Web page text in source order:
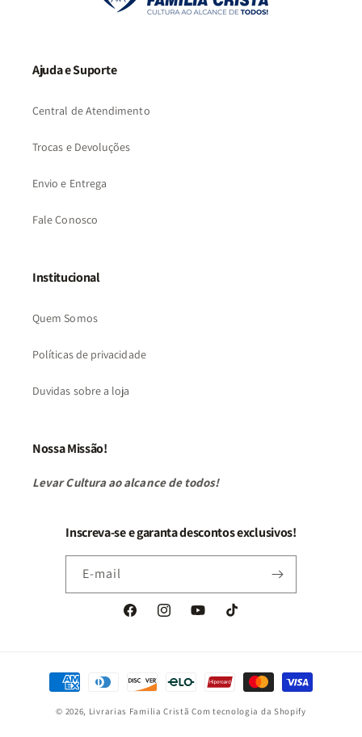
Ajuda e Suporte
Central de Atendimento
Trocas e Devoluções
Envio e Entrega
Fale Conosco
Institucional
Quem Somos
Políticas de privacidade
Duvidas sobre a loja
Nossa Missão!
Levar Cultura ao alcance de todos!
Inscreva-se e garanta descontos exclusivos!
E-mail
FacebookInstagramYouTubeTikTok
Formas
de
pagamento
© 2026, Livrarias Familia Cristã Com tecnologia da Shopify